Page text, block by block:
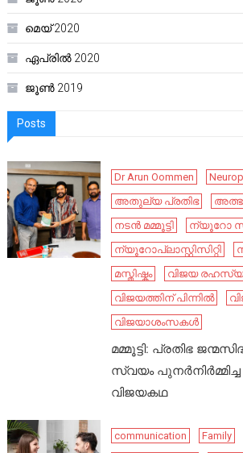
മെയ്‌ 2020
ഏപ്രിൽ 2020
ജൂൺ 2019
Posts
Dr Arun Oommen
അതുല്യ പ്രതിഭ
നടൻ മമ്മൂട്ടി
ന്യൂറോ
ന്യൂറോപ്ലാസ്റ്റിസിറ്റി
മസ്തിഷ്കം
വിജയ
വിജയത്തിന് പിന്നിൽ
വിജയാശംസകൾ
മമ്മൂട്ടി: പ്രതിഭ
സ്വയം പുനർനിർമ്മിച്ച
വിജയകഥ
communication Family